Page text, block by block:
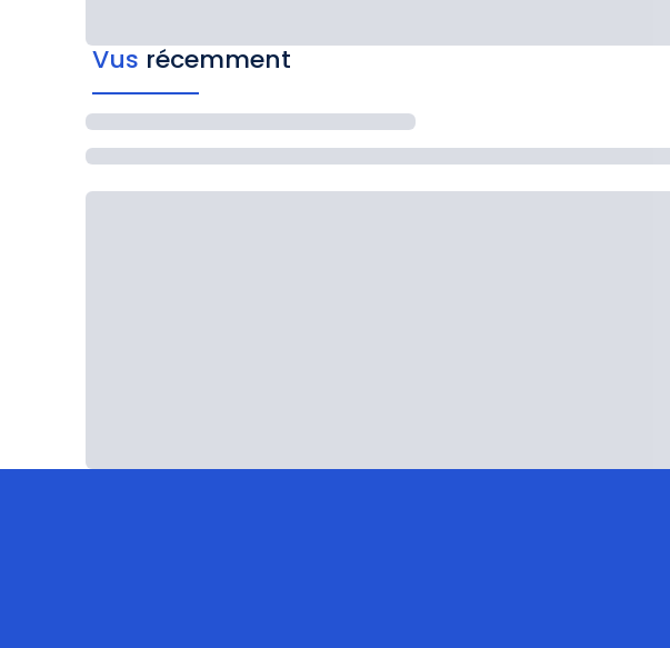
Vus récemment